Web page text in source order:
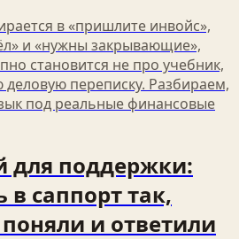
в «пришлите инвойс»,
и «нужны закрывающие»,
становится не про учебник,
переписку. Разбираем,
под реальные финансовые
для поддержки:
в саппорт так,
и ответили